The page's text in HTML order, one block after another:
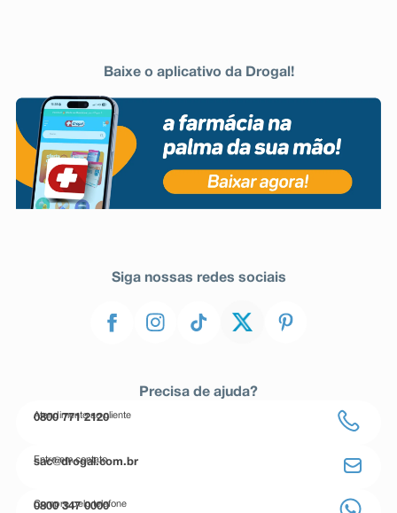
Baixe o aplicativo da Drogal!
Siga nossas redes sociais
Precisa de ajuda?
Atendimento ao cliente
0800 771 2120
Entre em contato
sac@drogal.com.br
Compre pelo telefone
0800 347 0000